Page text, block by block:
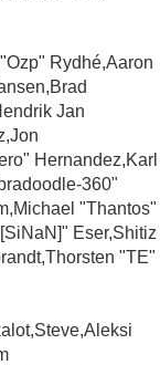
Rydhé,Aaron
Jan
Hernandez,Karl
360"
"Thantos"
Eser,Shitiz
"TE"